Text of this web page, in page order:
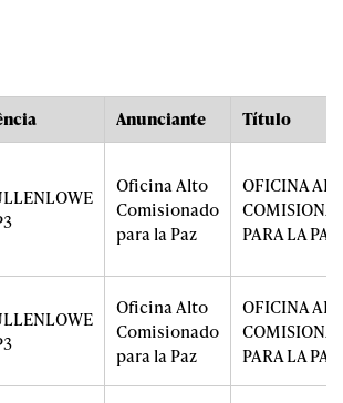
Anunciante Título
Oficina Alto
Comisionado
para la Paz
OFICINA
PARA LA PAZ
Oficina Alto
Comisionado
para la Paz
OFICINA
PARA LA PAZ